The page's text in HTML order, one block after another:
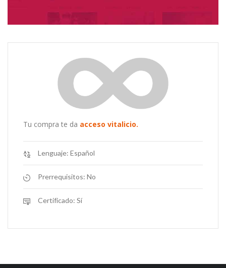
Tu compra te da acceso vitalicio.
Lenguaje: Español
Prerrequisitos: No
Certificado: Sí